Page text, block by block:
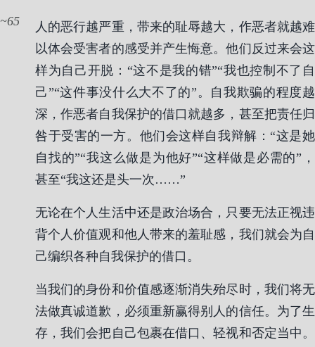
65
人的恶行越严重，带来的耻辱越大，作恶者就越难
以体会受害者的感受并产生悔意。他们反过来会这
样为自己开脱：“这不是我的错”“我也控制不了自
己”“这件事没什么大不了的”。自我欺骗的程度越
深，作恶者自我保护的借口就越多，甚至把责任归
咎于受害的一方。他们会这样自我辩解：“这是她
自找的”“我这么做是为他好”“这样做是必需的”，
甚至“我这还是头一次……”
无论在个人生活中还是政治场合，只要无法正视违
背个人价值观和他人带来的羞耻感，我们就会为自
己编织各种自我保护的借口。
当我们的身份和价值感逐渐消失殆尽时，我们将无
法做真诚道歉，必须重新赢得别人的信任。为了生
存，我们会把自己包裹在借口、轻视和否定当中。